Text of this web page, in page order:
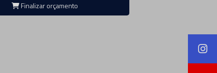
Finalizar orçamento